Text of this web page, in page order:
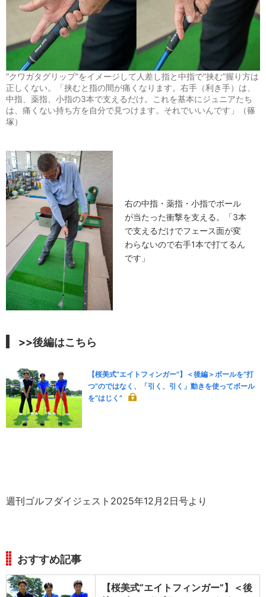
“クワガタグリップ”をイメージして人差し指と中指で“挟む”握り方は
正しくない。「挟むと指の間が痛くなります。右手（利き手）は、
中指、薬指、小指の3本で支えるだけ。これを基本にジュニアたち
は、痛くない持ち方を自分で見つけます。それでいいんです」（篠
塚）
右の中指・薬指・小指でボール
が当たった衝撃を支える。「3本
で支えるだけでフェース面が変
わらないので右手1本で打てるん
です」
>>後編はこちら
【桜美式“エイトフィンガー”】＜後編＞ボールを“打
つ”のではなく、「引く、引く」動きを使ってボール
を“はじく”
週刊ゴルフダイジェスト2025年12月2日号より
おすすめ記事
【桜美式“エイトフィンガー”】＜後